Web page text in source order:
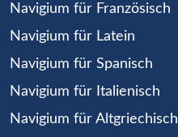
Navigium für Französisch
Navigium für Latein
Navigium für Spanisch
Navigium für Italienisch
Navigium für Altgriechisch